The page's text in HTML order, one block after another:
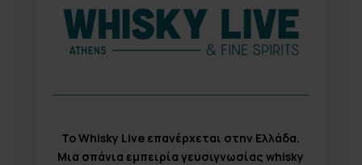
Το Whisky Live επανέρχεται στην Ελλάδα.
Μια σπάνια εμπειρία γευσιγνωσίας whisky